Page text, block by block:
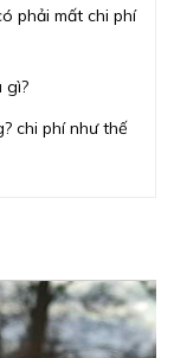
phải mất chi phí
gì?
chi phí như thế